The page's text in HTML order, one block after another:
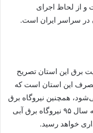
است و از لحاظ اجرای
در سراسر ایران است.
برق این استان تصریح
مصرف این استان است که
همچنین نیروگاه برق
آبی سد آزاد نیز افتتاح خواهد شد و تا نیمه سال ۹۵ نیروگاه برق آبی